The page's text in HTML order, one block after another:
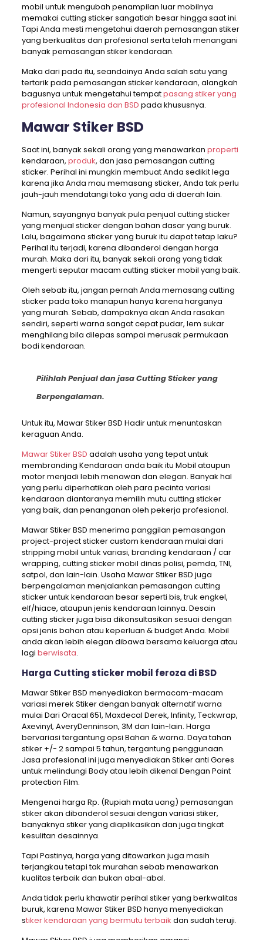
mobil untuk mengubah penampilan luar mobilnya
memakai cutting sticker sangatlah besar hingga saat ini.
Tapi Anda mesti mengetahui daerah pemasangan stiker
yang berkualitas dan profesional serta telah menangani
banyak pemasangan stiker kendaraan.
Maka dari pada itu, seandainya Anda salah satu yang
tertarik pada pemasangan sticker kendaraan, alangkah
bagusnya untuk mengetahui tempatpasang stiker yang
profesional Indonesia dan BSD pada khususnya.
Mawar Stiker BSD
Saat ini, banyak sekali orang yang menawarkan properti
kendaraan, produk, dan jasa pemasangan cutting
sticker. Perihal ini mungkin membuat Anda sedikit lega
karena jika Anda mau memasang sticker, Anda tak perlu
jauh-jauh mendatangi toko yang ada di daerah lain.
Namun, sayangnya banyak pula penjual cutting sticker
yang menjual sticker dengan bahan dasar yang buruk.
Lalu, bagaimana sticker yang buruk itu dapat tetap laku?
Perihal itu terjadi, karena dibanderol dengan harga
murah. Maka dari itu, banyak sekali orang yang tidak
mengerti seputar macam cutting sticker mobil yang baik.
Oleh sebab itu, jangan pernah Anda memasang cutting
sticker pada toko manapun hanya karena harganya
yang murah. Sebab, dampaknya akan Anda rasakan
sendiri, seperti warna sangat cepat pudar, lem sukar
menghilang bila dilepas sampai merusak permukaan
bodi kendaraan.
Pilihlah Penjual dan jasa Cutting Sticker yang
Berpengalaman.
Untuk itu, Mawar Stiker BSD Hadir untuk menuntaskan
keraguan Anda.
Mawar Stiker BSD adalah usaha yang tepat untuk
membranding Kendaraan anda baik itu Mobil ataupun
motor menjadi lebih menawan dan elegan. Banyak hal
yang perlu diperhatikan oleh para pecinta variasi
kendaraan diantaranya memilih mutu cutting sticker
yang baik, dan penanganan oleh pekerja profesional.
Mawar Stiker BSD menerima panggilan pemasangan
project-project sticker custom kendaraan mulai dari
stripping mobil untuk variasi, branding kendaraan / car
wrapping, cutting sticker mobil dinas polisi, pemda, TNI,
satpol, dan lain-lain. Usaha Mawar Stiker BSD juga
berpengalaman menjalankan pemasangan cutting
sticker untuk kendaraan besar seperti bis, truk engkel,
elf/hiace, ataupun jenis kendaraan lainnya. Desain
cutting sticker juga bisa dikonsultasikan sesuai dengan
opsi jenis bahan atau keperluan & budget Anda. Mobil
anda akan lebih elegan dibawa bersama keluarga atau
lagi berwisata.
Harga Cutting sticker mobil feroza di BSD
Mawar Stiker BSD menyediakan bermacam-macam
variasi merek Stiker dengan banyak alternatif warna
mulai Dari Oracal 651, Maxdecal Derek, Infinity, Teckwrap,
Axevinyl, AveryDenninson, 3M dan lain-lain. Harga
bervariasi tergantung opsi Bahan & warna. Daya tahan
stiker +/- 2 sampai 5 tahun, tergantung penggunaan.
Jasa profesional ini juga menyediakan Stiker anti Gores
untuk melindungi Body atau lebih dikenal Dengan Paint
protection Film.
Mengenai harga Rp. (Rupiah mata uang) pemasangan
stiker akan dibanderol sesuai dengan variasi stiker,
banyaknya stiker yang diaplikasikan dan juga tingkat
kesulitan desainnya.
Tapi Pastinya, harga yang ditawarkan juga masih
terjangkau tetapi tak murahan sebab menawarkan
kualitas terbaik dan bukan abal-abal.
Anda tidak perlu khawatir perihal stiker yang berkwalitas
buruk, karena Mawar Stiker BSD hanya menyediakan
stiker kendaraan yang bermutu terbaik dan sudah teruji.